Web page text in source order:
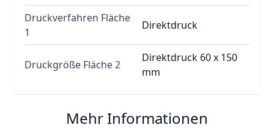
Druckverfahren Fläche
1
Direktdruck
Druckgröße Fläche 2
Direktdruck 60 x 150
mm
Mehr Informationen